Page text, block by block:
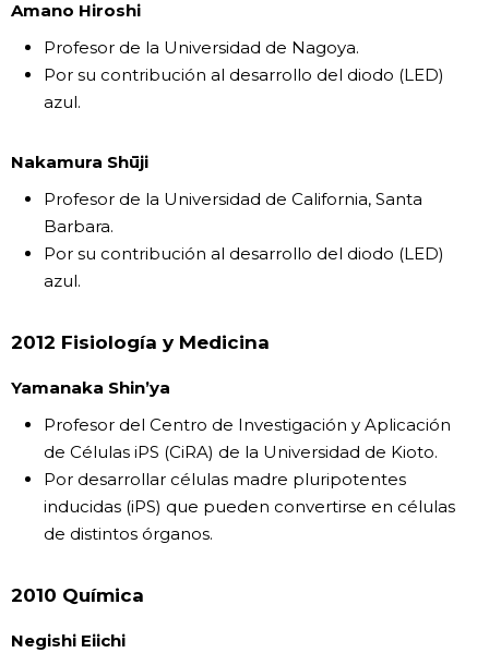
Amano Hiroshi
Profesor de la Universidad de Nagoya.
Por su contribución al desarrollo del diodo (LED)
azul.
Nakamura Shūji
Profesor de la Universidad de California, Santa
Barbara.
Por su contribución al desarrollo del diodo (LED)
azul.
2012 Fisiología y Medicina
Yamanaka Shin’ya
Profesor del Centro de Investigación y Aplicación
de Células iPS (CiRA) de la Universidad de Kioto.
Por desarrollar células madre pluripotentes
inducidas (iPS) que pueden convertirse en células
de distintos órganos.
2010 Química
Negishi Eiichi